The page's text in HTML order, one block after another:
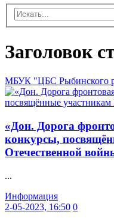
Заголовок
МБУК "ЦБС Рыбинского
«Дон. Дорога
конкурсы,
Отечественной
...
Информация
2-05-2023, 16:50 0